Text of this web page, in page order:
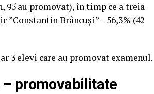
95 au promovat), în timp ce a treia
Brâncuși” – 56,3% (42
3 elevi care au promovat examenul.
– promovabilitate